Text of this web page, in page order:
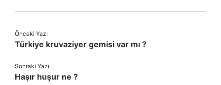
Önceki Yazı
Türkiye kruvaziyer gemisi var mı ?
Sonraki Yazı
Haşır huşur ne ?